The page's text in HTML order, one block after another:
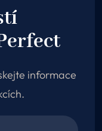
informace